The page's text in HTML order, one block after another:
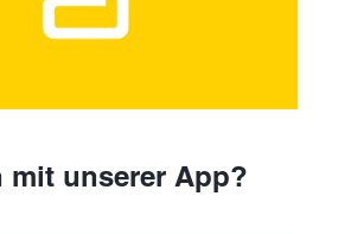
mit unserer App?